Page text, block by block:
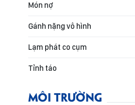
Món nợ
Gánh nặng vô hình
Lạm phát co cụm
Tỉnh táo
MÔI TRƯỜNG